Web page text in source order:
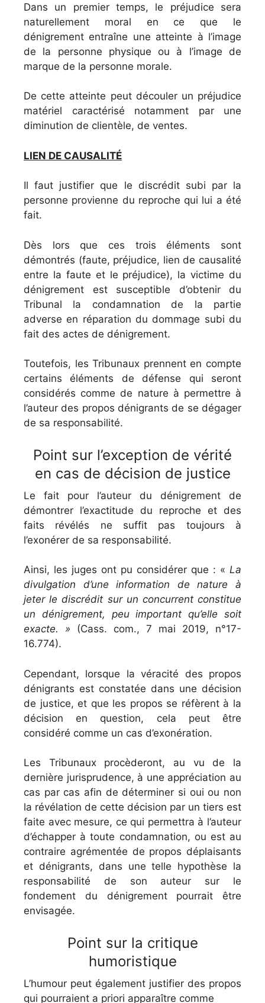
Dans un premier temps, le préjudice sera
naturellement moral en ce que le
dénigrement entraîne une atteinte à l’image
de la personne physique ou à l’image de
marque de la personne morale.
De cette atteinte peut découler un préjudice
matériel caractérisé notamment par une
diminution de clientèle, de ventes.
LIEN DE CAUSALITÉ
Il faut justifier que le discrédit subi par la
personne provienne du reproche qui lui a été
fait.
Dès lors que ces trois éléments sont
démontrés (faute, préjudice, lien de causalité
entre la faute et le préjudice), la victime du
dénigrement est susceptible d’obtenir du
Tribunal la condamnation de la partie
adverse en réparation du dommage subi du
fait des actes de dénigrement.
Toutefois, les Tribunaux prennent en compte
certains éléments de défense qui seront
considérés comme de nature à permettre à
l’auteur des propos dénigrants de se dégager
de sa responsabilité.
Point sur l’exception de vérité
en cas de décision de justice
Le fait pour l’auteur du dénigrement de
démontrer l’exactitude du reproche et des
faits révélés ne suffit pas toujours à
l’exonérer de sa responsabilité.
Ainsi, les juges ont pu considérer que : « La
divulgation d’une information de nature à
jeter le discrédit sur un concurrent constitue
un dénigrement, peu important qu’elle soit
exacte. » (Cass. com., 7 mai 2019, n°17-
16.774).
Cependant, lorsque la véracité des propos
dénigrants est constatée dans une décision
de justice, et que les propos se réfèrent à la
décision en question, cela peut être
considéré comme un cas d’exonération.
Les Tribunaux procèderont, au vu de la
dernière jurisprudence, à une appréciation au
cas par cas afin de déterminer si oui ou non
la révélation de cette décision par un tiers est
faite avec mesure, ce qui permettra à l’auteur
d’échapper à toute condamnation, ou est au
contraire agrémentée de propos déplaisants
et dénigrants, dans une telle hypothèse la
responsabilité de son auteur sur le
fondement du dénigrement pourrait être
envisagée.
Point sur la critique
humoristique
L’humour peut également justifier des propos
qui pourraient a priori apparaître comme